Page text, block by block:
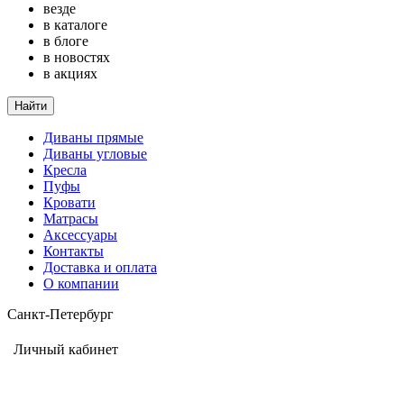
везде
в каталоге
в блоге
в новостях
в акциях
Найти
Диваны прямые
Диваны угловые
Кресла
Пуфы
Кровати
Матрасы
Аксессуары
Контакты
Доставка и оплата
О компании
Санкт-Петербург
Личный кабинет